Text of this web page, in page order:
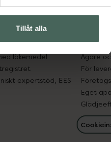
Tillåt alla
in gammal medicin
läkemedel
expertstöd, EES
Pressrum
Jobba
Ägare
För
Eget